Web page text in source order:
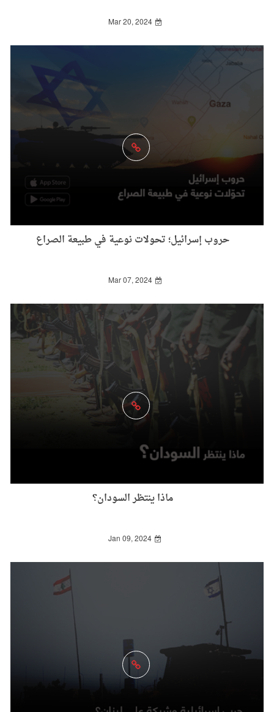
Mar 20, 2024
حروب إسرائيل؛ تحولات نوعية في طبيعة الصراع
Mar 07, 2024
ماذا ينتظر السودان؟
Jan 09, 2024